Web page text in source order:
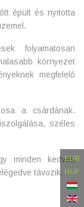
EUR
HUF
épült és nyitotta
folyamatosan
környezet
megfelelő
a csárdának.
széles
minden kedves
távozik.